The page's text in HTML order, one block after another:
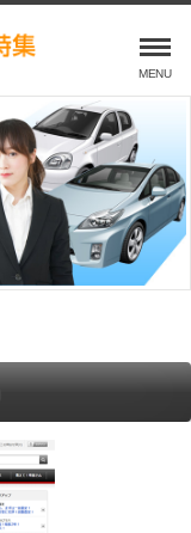
MENU